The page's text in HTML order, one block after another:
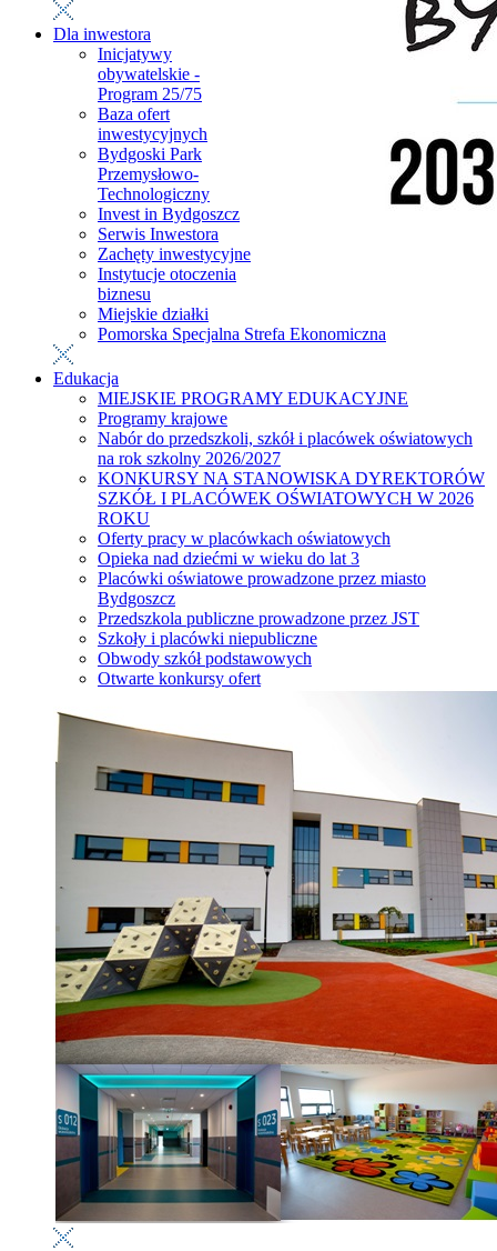
Dla inwestora
Inicjatywy
obywatelskie -
Program 25/75
Baza ofert
inwestycyjnych
Bydgoski Park
Przemysłowo-
Technologiczny
Invest in Bydgoszcz
Serwis Inwestora
Zachęty inwestycyjne
Instytucje otoczenia
biznesu
Miejskie działki
Pomorska Specjalna Strefa Ekonomiczna
Edukacja
MIEJSKIE PROGRAMY EDUKACYJNE
Programy krajowe
Nabór do przedszkoli, szkół i placówek oświatowych
na rok szkolny 2026/2027
KONKURSY NA STANOWISKA DYREKTORÓW
SZKÓŁ I PLACÓWEK OŚWIATOWYCH W 2026
ROKU
Oferty pracy w placówkach oświatowych
Opieka nad dziećmi w wieku do lat 3
Placówki oświatowe prowadzone przez miasto
Bydgoszcz
Przedszkola publiczne prowadzone przez JST
Szkoły i placówki niepubliczne
Obwody szkół podstawowych
Otwarte konkursy ofert